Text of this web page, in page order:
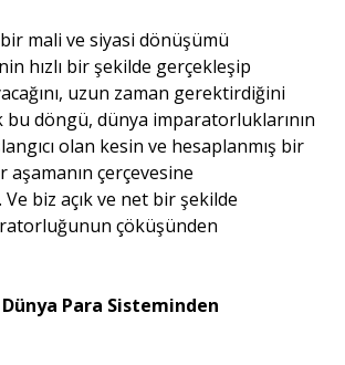
mali ve siyasi dönüşümü
hızlı bir şekilde gerçekleşip
uzun zaman gerektirdiğini
bu döngü, dünya imparatorluklarının
olan kesin ve hesaplanmış bir
aşamanın çerçevesine
biz açık ve net bir şekilde
çöküşünden
Para Sisteminden